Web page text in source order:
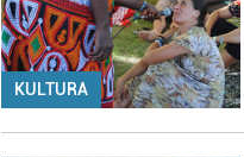
KULTURA